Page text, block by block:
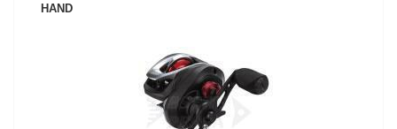
HAND
VEDI IL PRODOTTO